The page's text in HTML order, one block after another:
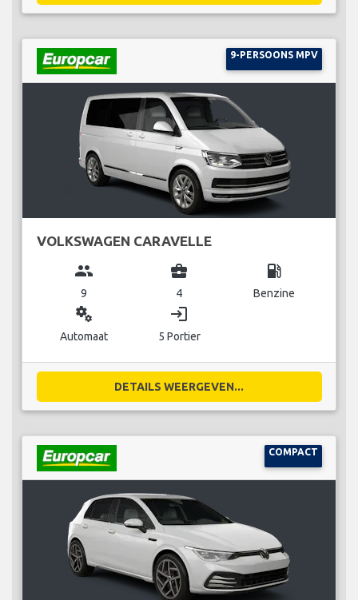
9-PERSOONS MPV
VOLKSWAGEN CARAVELLE
group
9
business_center
4
local_gas_station
Benzine
miscellaneous_services
Automaat
login
5 Portier
DETAILS WEERGEVEN...
COMPACT